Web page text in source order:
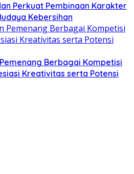
Perkuat Pembinaan Karakter
Kebersihan
Berbagai Kompetisi
Kreativitas serta Potensi